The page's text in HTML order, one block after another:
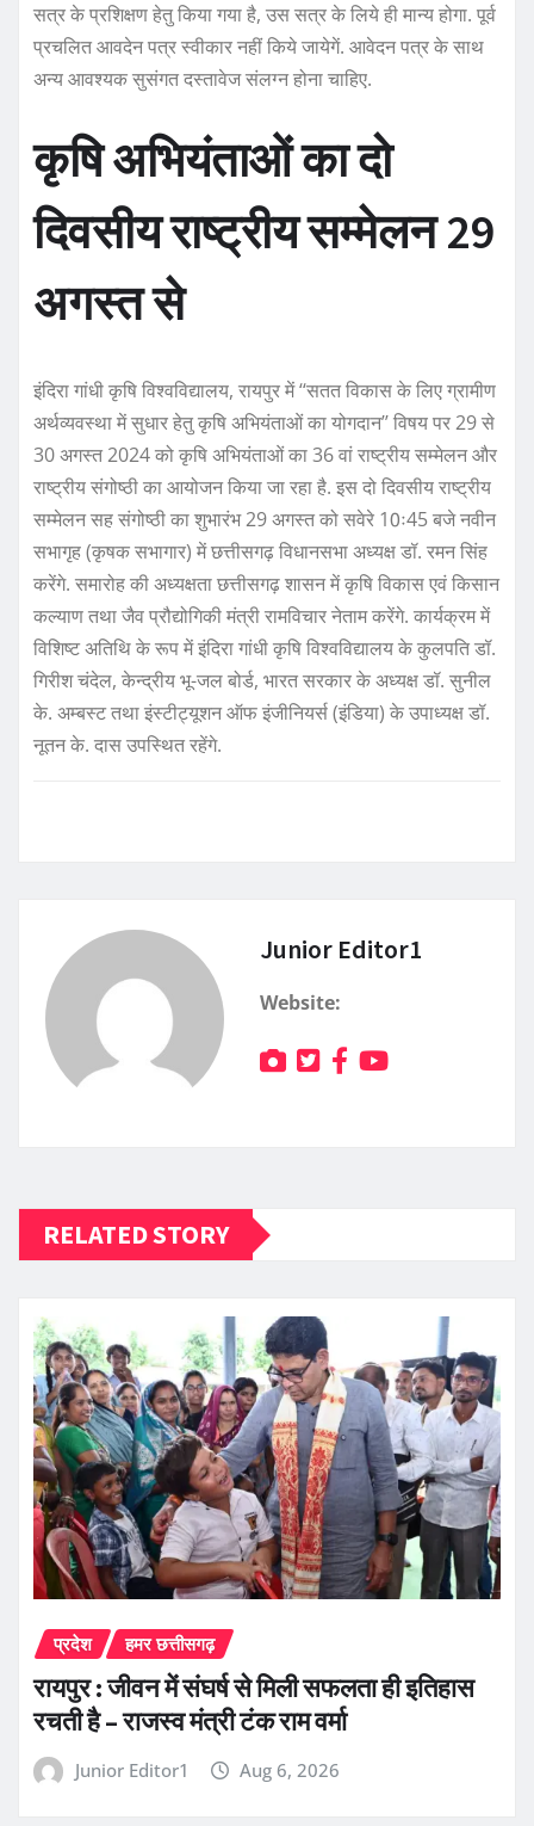
सत्र के प्रशिक्षण हेतु किया गया है, उस सत्र के लिये ही मान्य होगा. पूर्व
प्रचलित आवदेन पत्र स्वीकार नहीं किये जायेगें. आवेदन पत्र के साथ
अन्य आवश्यक सुसंगत दस्तावेज संलग्न होना चाहिए.
कृषि अभियंताओं का दो
दिवसीय राष्ट्रीय सम्मेलन 29
अगस्त से
इंदिरा गांधी कृषि विश्वविद्यालय, रायपुर में ‘‘सतत विकास के लिए ग्रामीण
अर्थव्यवस्था में सुधार हेतु कृषि अभियंताओं का योगदान’’ विषय पर 29 से
30 अगस्त 2024 को कृषि अभियंताओं का 36 वां राष्ट्रीय सम्मेलन और
राष्ट्रीय संगोष्ठी का आयोजन किया जा रहा है. इस दो दिवसीय राष्ट्रीय
सम्मेलन सह संगोष्ठी का शुभारंभ 29 अगस्त को सवेरे 10ः45 बजे नवीन
सभागृह (कृषक सभागार) में छत्तीसगढ़ विधानसभा अध्यक्ष डॉ. रमन सिंह
करेंगे. समारोह की अध्यक्षता छत्तीसगढ़ शासन में कृषि विकास एवं किसान
कल्याण तथा जैव प्रौद्योगिकी मंत्री रामविचार नेताम करेंगे. कार्यक्रम में
विशिष्ट अतिथि के रूप में इंदिरा गांधी कृषि विश्वविद्यालय के कुलपति डॉ.
गिरीश चंदेल, केन्द्रीय भू-जल बोर्ड, भारत सरकार के अध्यक्ष डॉ. सुनील
के. अम्बस्ट तथा इंस्टीट्यूशन ऑफ इंजीनियर्स (इंडिया) के उपाध्यक्ष डॉ.
नूतन के. दास उपस्थित रहेंगे.
Junior Editor1
Website:
RELATED STORY
प्रदेश हमर छत्तीसगढ़
रायपुर : जीवन में संघर्ष से मिली सफलता ही इतिहास
रचती है – राजस्व मंत्री टंक राम वर्मा
Junior Editor1 Aug 6, 2026